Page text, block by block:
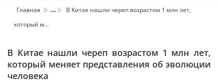
Главная ...
В Китае нашли череп возрастом 1 млн лет,
который м...
В Китае нашли череп возрастом 1 млн лет,
который меняет представления об эволюции
человека